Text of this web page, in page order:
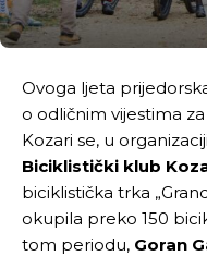
Ovoga ljeta
o odličnim vijestima
Kozari se, u
Biciklistički klub
biciklistička trka
okupila preko 150
tom periodu, Goran